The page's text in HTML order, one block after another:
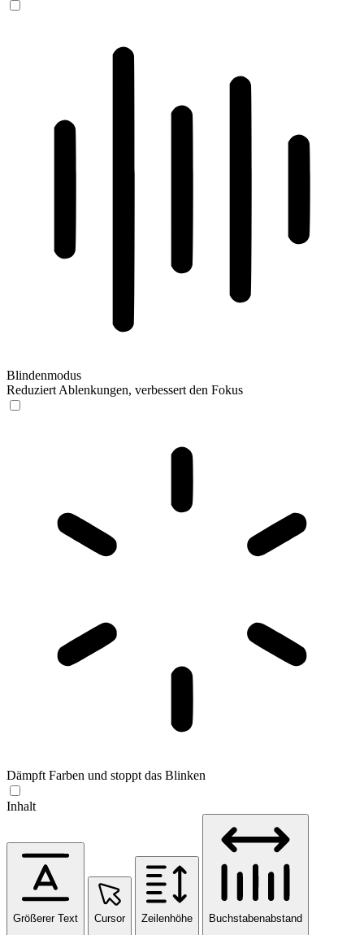
Blindenmodus
Reduziert Ablenkungen, verbessert den Fokus
Dämpft Farben und stoppt das Blinken
Inhalt
Größerer Text Cursor Zeilenhöhe Buchstabenabstand